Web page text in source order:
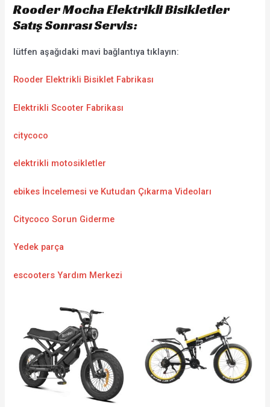
Rooder Mocha Elektrikli Bisikletler
Satış Sonrası Servis:
lütfen aşağıdaki mavi bağlantıya tıklayın:
Rooder Elektrikli Bisiklet Fabrikası
Elektrikli Scooter Fabrikası
citycoco
elektrikli motosikletler
ebikes İncelemesi ve Kutudan Çıkarma Videoları
Citycoco Sorun Giderme
Yedek parça
escooters Yardım Merkezi